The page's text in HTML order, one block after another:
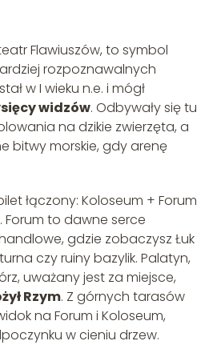
Flawiuszów, to symbol
rozpoznawalnych
w I wieku n.e. i mógł
widzów. Odbywały się tu
na dzikie zwierzęta, a
bitwy morskie, gdy arenę
łączony: Koloseum + Forum
Forum to dawne serce
gdzie zobaczysz Łuk
czy ruiny bazylik. Palatyn,
uważany jest za miejsce,
Rzym. Z górnych tarasów
na Forum i Koloseum,
w cieniu drzew.